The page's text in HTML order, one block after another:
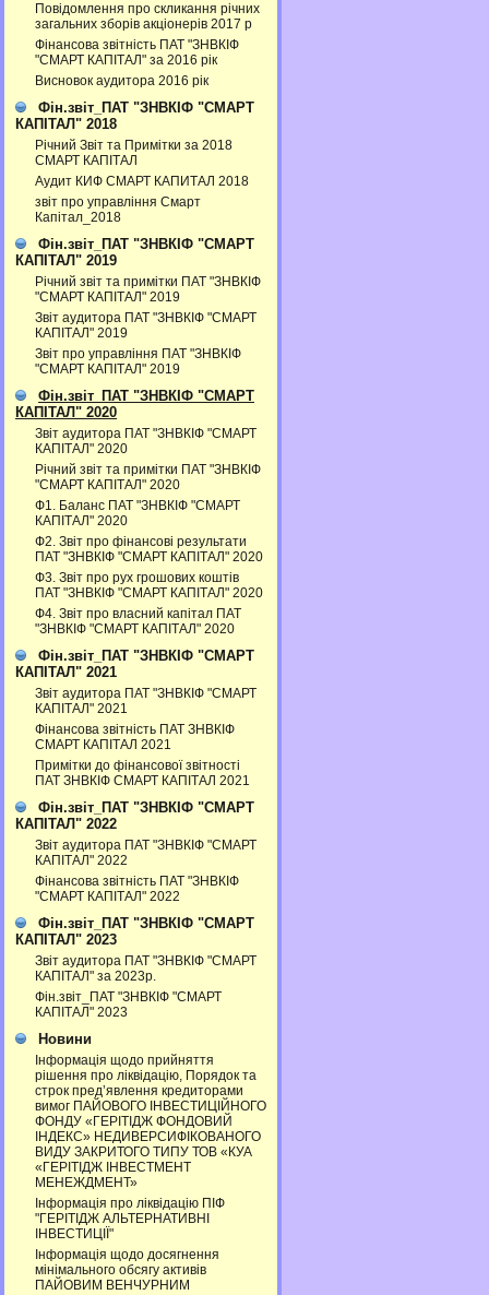
Повідомлення про скликання річних
загальних зборів акціонерів 2017 р
Фінансова звітність ПАТ "ЗНВКІФ
"СМАРТ КАПІТАЛ" за 2016 рік
Висновок аудитора 2016 рік
Фін.звіт_ПАТ "ЗНВКІФ "СМАРТ
КАПІТАЛ" 2018
Річний Звіт та Примітки за 2018
СМАРТ КАПІТАЛ
Аудит КИФ СМАРТ КАПИТАЛ 2018
звіт про управління Смарт
Капітал_2018
Фін.звіт_ПАТ "ЗНВКІФ "СМАРТ
КАПІТАЛ" 2019
Річний звіт та примітки ПАТ "ЗНВКІФ
"СМАРТ КАПІТАЛ" 2019
Звіт аудитора ПАТ "ЗНВКІФ "СМАРТ
КАПІТАЛ" 2019
Звіт про управління ПАТ "ЗНВКІФ
"СМАРТ КАПІТАЛ" 2019
Фін.звіт_ПАТ "ЗНВКІФ "СМАРТ
КАПІТАЛ" 2020
Звіт аудитора ПАТ "ЗНВКІФ "СМАРТ
КАПІТАЛ" 2020
Річний звіт та примітки ПАТ "ЗНВКІФ
"СМАРТ КАПІТАЛ" 2020
Ф1. Баланс ПАТ "ЗНВКІФ "СМАРТ
КАПІТАЛ" 2020
Ф2. Звіт про фінансові результати
ПАТ "ЗНВКІФ "СМАРТ КАПІТАЛ" 2020
Ф3. Звiт про рух грошових коштiв
ПАТ "ЗНВКІФ "СМАРТ КАПІТАЛ" 2020
Ф4. Звіт про власний капітал ПАТ
"ЗНВКІФ "СМАРТ КАПІТАЛ" 2020
Фін.звіт_ПАТ "ЗНВКІФ "СМАРТ
КАПІТАЛ" 2021
Звіт аудитора ПАТ "ЗНВКІФ "СМАРТ
КАПІТАЛ" 2021
Фінансова звітність ПАТ ЗНВКІФ
СМАРТ КАПІТАЛ 2021
Примітки до фінансової звітності
ПАТ ЗНВКІФ СМАРТ КАПІТАЛ 2021
Фін.звіт_ПАТ "ЗНВКІФ "СМАРТ
КАПІТАЛ" 2022
Звіт аудитора ПАТ "ЗНВКІФ "СМАРТ
КАПІТАЛ" 2022
Фінансова звітність ПАТ "ЗНВКІФ
"СМАРТ КАПІТАЛ" 2022
Фін.звіт_ПАТ "ЗНВКІФ "СМАРТ
КАПІТАЛ" 2023
Звіт аудитора ПАТ "ЗНВКІФ "СМАРТ
КАПІТАЛ" за 2023р.
Фін.звіт_ПАТ "ЗНВКІФ "СМАРТ
КАПІТАЛ" 2023
Новини
Інформація щодо прийняття
рішення про ліквідацію, Порядок та
строк пред’явлення кредиторами
вимог ПАЙОВОГО ІНВЕСТИЦІЙНОГО
ФОНДУ «ГЕРІТІДЖ ФОНДОВИЙ
ІНДЕКС» НЕДИВЕРСИФІКОВАНОГО
ВИДУ ЗАКРИТОГО ТИПУ ТОВ «КУА
«ГЕРІТІДЖ ІНВЕСТМЕНТ
МЕНЕЖДМЕНТ»
Інформація про ліквідацію ПІФ
"ГЕРІТІДЖ АЛЬТЕРНАТИВНІ
ІНВЕСТИЦІЇ"
Інформація щодо досягнення
мінімального обсягу активів
ПАЙОВИМ ВЕНЧУРНИМ